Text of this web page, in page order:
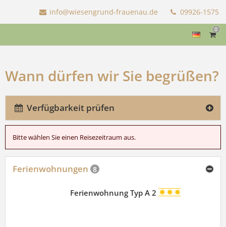
info@wiesengrund-frauenau.de 09926-1575
0
Wann dürfen wir Sie begrüßen?
Verfügbarkeit prüfen
Bitte wählen Sie einen Reisezeitraum aus.
Ferienwohnungen 8
Ferienwohnung Typ A 2